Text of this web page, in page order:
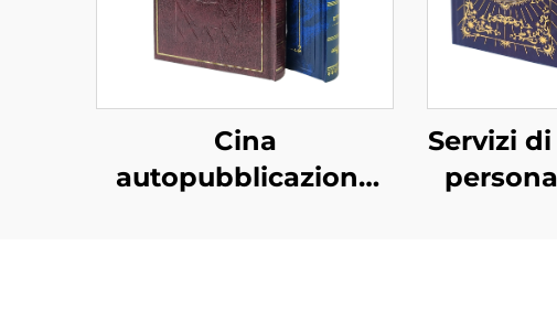
Cina
autopubblicazione
Servizi